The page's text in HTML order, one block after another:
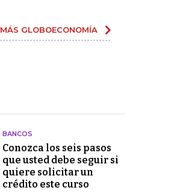
MÁS GLOBOECONOMÍA
BANCOS
Conozca los seis pasos
que usted debe seguir si
quiere solicitar un
crédito este curso